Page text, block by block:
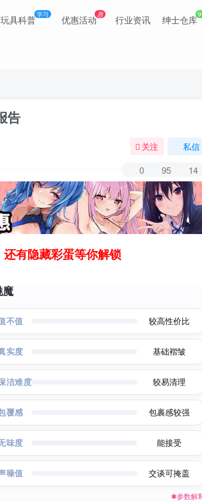
玩具科普学习 优惠活动惠 行业资讯 绅士仓库
告
关注 私信
0 95 14
有隐藏彩蛋等你解锁
魔
不值 较高性价比
实度 基础褶皱
洁难度 较易清理
覆感 包裹感较强
味度 能接受
噪值 交谈可掩盖
✱参数解